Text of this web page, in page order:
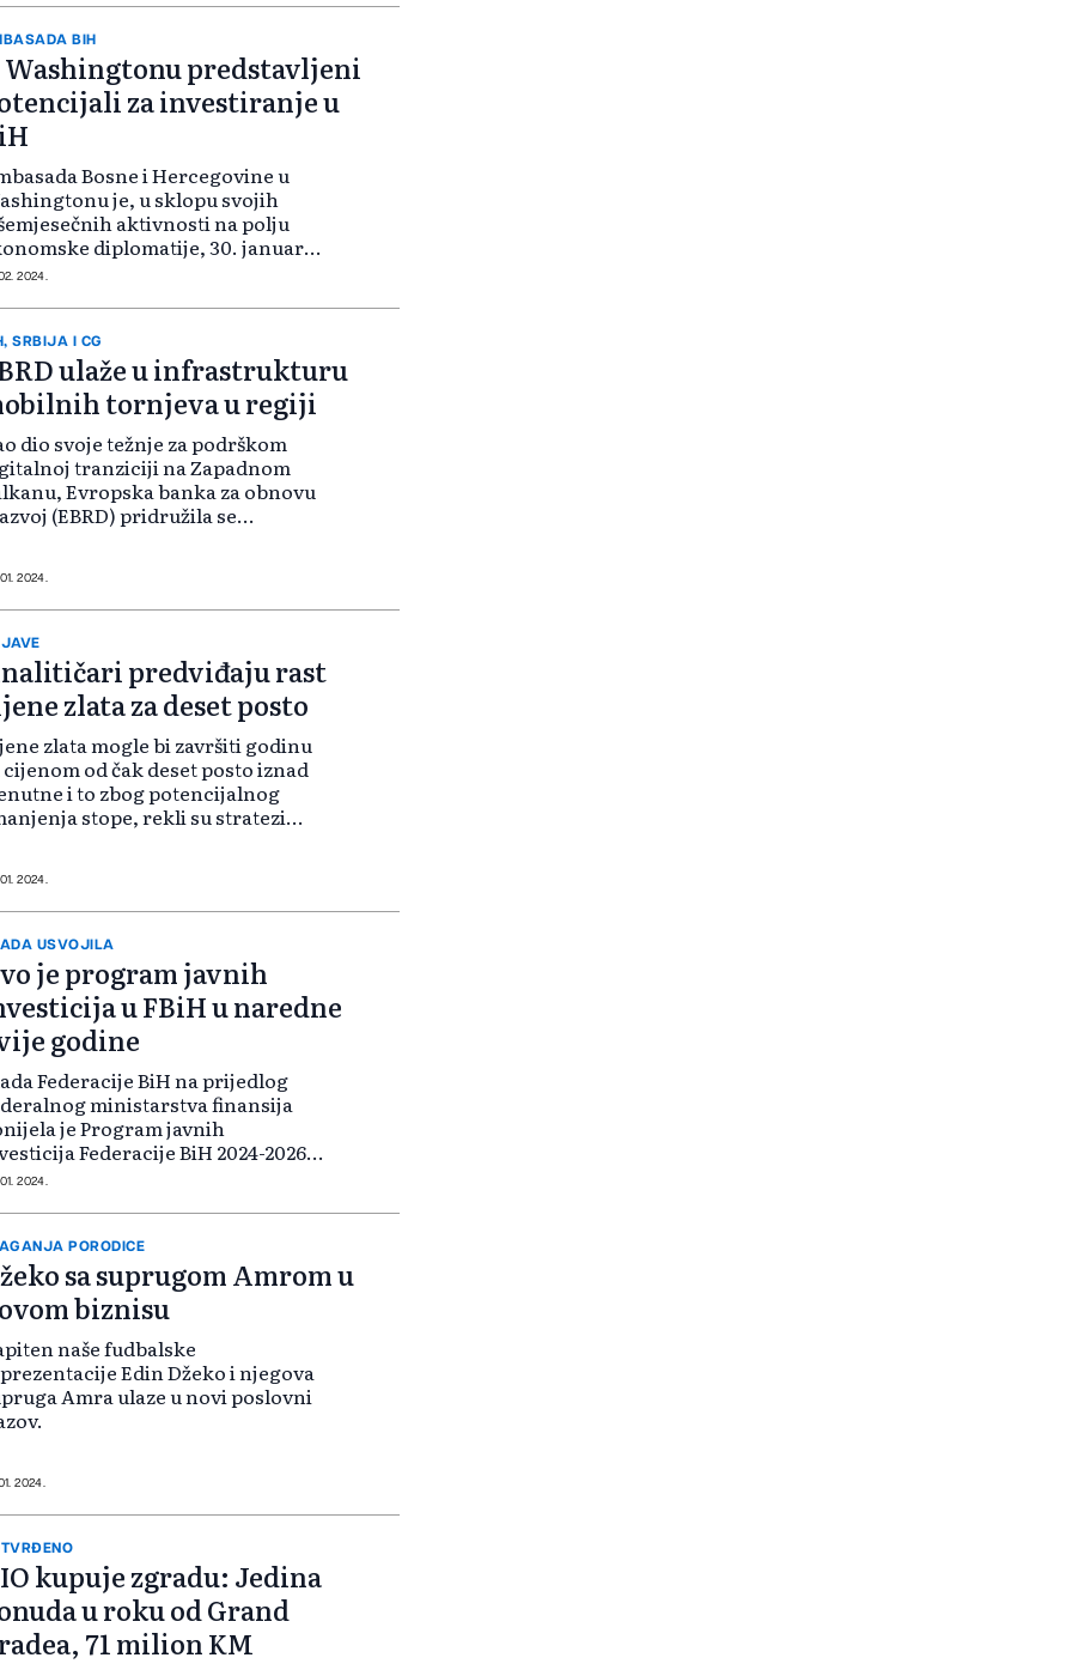
BIH
Washingtonu predstavljeni
za investiranje u
Bosne i Hercegovine u
je, u sklopu svojih
aktivnosti na polju
diplomatije, 30. januara
Okrugli sto na temu:
odnosa između Bosne i
i Sjedinjenih
Država.
2024.
SRBIJA I CG
ulaže u infrastrukturu
tornjeva u regiji
dio svoje težnje za podrškom
tranziciji na Zapadnom
Evropska banka za obnovu
(EBRD) pridružila se
ulagačem u održivu
2024.
predviđaju rast
zlata za deset posto
zlata mogle bi završiti godinu
cijenom od čak deset posto iznad
i to zbog potencijalnog
stope, rekli su stratezi
2024.
USVOJILA
je program javnih
u FBiH u naredne
godine
Federacije BiH na prijedlog
ministarstva finansija
je Program javnih
Federacije BiH 2024-2026.
2024.
PORODICE
sa suprugom Amrom u
biznisu
naše fudbalske
Edin Džeko i njegova
Amra ulaze u novi poslovni
2024.
kupuje zgradu: Jedina
u roku od Grand
71 milion KM